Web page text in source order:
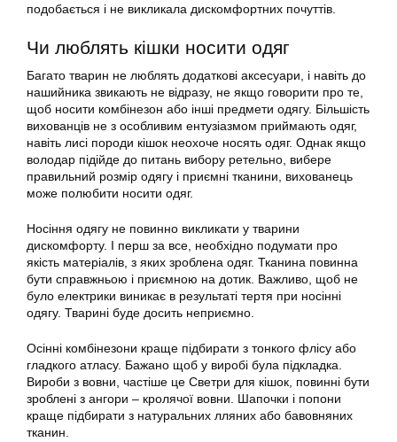
подобається і не викликала дискомфортних почуттів.
Чи люблять кішки носити одяг
Багато тварин не люблять додаткові аксесуари, і навіть до
нашийника звикають не відразу, не якщо говорити про те,
щоб носити комбінезон або інші предмети одягу. Більшість
вихованців не з особливим ентузіазмом приймають одяг,
навіть лисі породи кішок неохоче носять одяг. Однак якщо
володар підійде до питань вибору ретельно, вибере
правильний розмір одягу і приємні тканини, вихованець
може полюбити носити одяг.
Носіння одягу не повинно викликати у тварини
дискомфорту. І перш за все, необхідно подумати про
якість матеріалів, з яких зроблена одяг. Тканина повинна
бути справжньою і приємною на дотик. Важливо, щоб не
було електрики виникає в результаті тертя при носінні
одягу. Тварині буде досить неприємно.
Осінні комбінезони краще підбирати з тонкого флісу або
гладкого атласу. Бажано щоб у виробі була підкладка.
Вироби з вовни, частіше це Светри для кішок, повинні бути
зроблені з ангори – кролячої вовни. Шапочки і попони
краще підбирати з натуральних лляних або бавовняних
тканин.